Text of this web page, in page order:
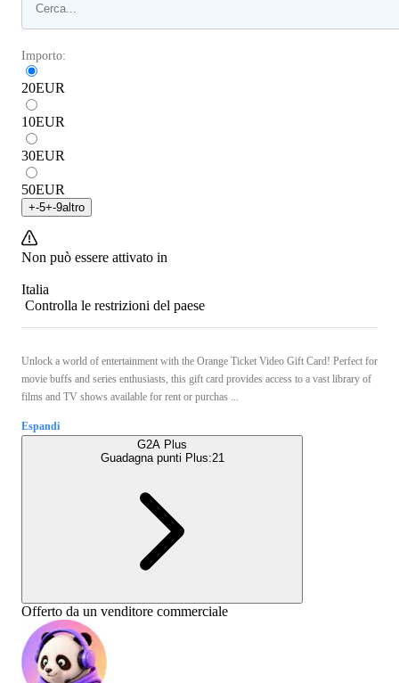
Importo:
20EUR
10EUR
30EUR
50EUR
+-5+-9altro
Non può essere attivato in
Italia
Controlla le restrizioni del paese
Unlock a world of entertainment with the Orange Ticket Video Gift Card! Perfect for
movie buffs and series enthusiasts, this gift card provides access to a vast library of
films and TV shows available for rent or purchas ...
Espandi
G2A Plus
Guadagna punti Plus:21
Offerto da un venditore commerciale